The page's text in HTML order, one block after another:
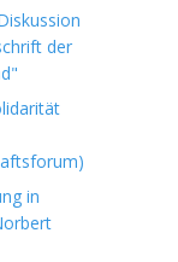
der
in